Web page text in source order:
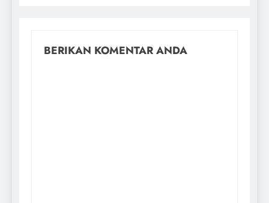
BERIKAN KOMENTAR ANDA